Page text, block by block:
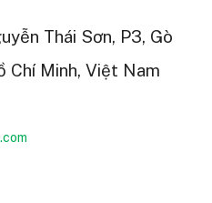
Thái Sơn, P3, Gò
Chí Minh, Việt Nam